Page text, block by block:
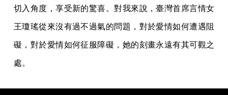
切入角度，享受新的驚喜。對我來說，臺灣首席言情女
王瓊瑤從來沒有過不過氣的問題，對於愛情如何遭遇阻
礙，對於愛情如何征服障礙，她的刻畫永遠有其可觀之
處。